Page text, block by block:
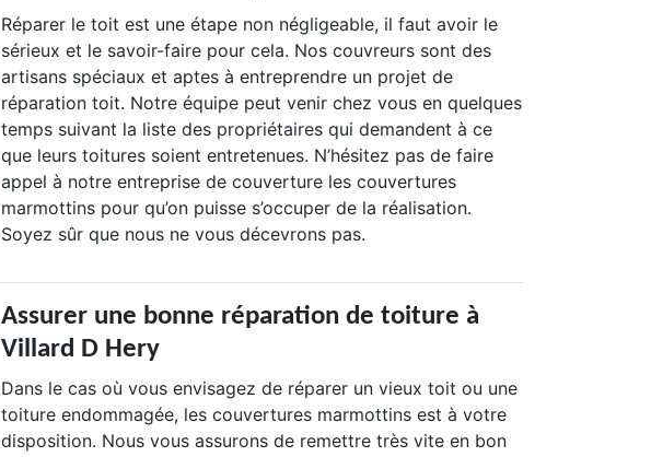
Réparer le toit est une étape non négligeable, il faut avoir le
sérieux et le savoir-faire pour cela. Nos couvreurs sont des
artisans spéciaux et aptes à entreprendre un projet de
réparation toit. Notre équipe peut venir chez vous en quelques
temps suivant la liste des propriétaires qui demandent à ce
que leurs toitures soient entretenues. N’hésitez pas de faire
appel à notre entreprise de couverture les couvertures
marmottins pour qu’on puisse s’occuper de la réalisation.
Soyez sûr que nous ne vous décevrons pas.
Assurer une bonne réparation de toiture à
Villard D Hery
Dans le cas où vous envisagez de réparer un vieux toit ou une
toiture endommagée, les couvertures marmottins est à votre
disposition. Nous vous assurons de remettre très vite en bon